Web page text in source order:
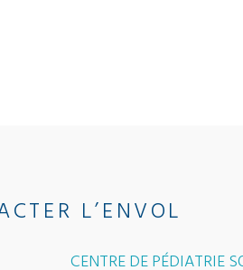
L’ENVOL
CENTRE DE PÉDIATRIE